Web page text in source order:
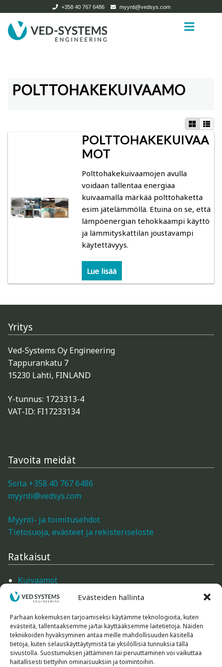
Evästeiden hallinta
Parhaan kokemuksen tarjoamiseksi käytämme teknologioita, kuten
evästeitä, tallentaaksemme ja/tai käyttääksemme laitetietoja. Näiden
tekniikoiden hyväksyminen antaa meille mahdollisuuden käsitellä
tietoja, kuten selauskäyttäytymistä tai yksilöllisiä tunnuksia tällä
sivustolla. Suostumuksen jättäminen tai peruuttaminen voi vaikuttaa
haitallisesti tiettyihin ominaisuuksiin ja toimintoihin.
+358 40 767 6486 myynti@vedsys.com
Siirry
navigointiin
Siirry
sisältöön
Tuotteet
Puutavarakuivaamot ja biomassakuivaamot
Käytetyt kuivaamot
Kuivaamotarvikkeet
Kuivauksen ohjaus
Gann: Polttopuun kosteuden mittaus
Logca Atso: kuivan lastun, hakkeen, purun ja
vastaavan kosteuden mittaus
Schaller: hake, turve, heinä
Gann: Kosteusmittarit rakenteiden, lämpötilan,
ilman ja puukosteuden mittaukseen
Trotec: kosteusmittarit, lämpökamerat,
Logca Atso: LOG Moisture kosteuskartoitus
Merlin: Kosteusmittarit rakenteiden ja
parkettityöt)
loggerit
Kosteusmittarit puu ja puiset rakenteet
Tuotteet
for:
POLTTOHAKEKUIVAAMO
POLTTOHAKEKUIVAA
MOT
Polttohakekuivaamojen avulla
voidaan tallentaa energiaa
kuivaamalla märkää polttohaketta
esim jätelämmöllä. Etuina on se, että
lämpöenergian tehokkaampi käyttö
ja lämmityskattilan joustavampi
käytettävyys.
Lue lisää
Yritys
Ved-Systems Oy Engineering
Tappurankatu 7
15230 Lahti, FINLAND
Y-tunnus: 1723313-4
VAT-ID: FI17233134
Tavoita meidät
Soita +358 40 767 6486
myynti@vedsys.com
Myynti- ja toimitusehdot
Tietosuoja, evästeet ja rekisteriseloste
Ratkaisut
Kuivaamot
Mittarit
Mittarien tarvikkeet
Ilmankäsittely
Rakennustarvikkeet
Koneet ja laitteet